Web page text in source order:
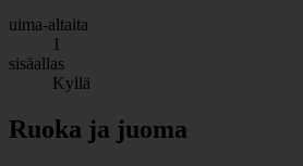
uima-altaita
1
sisäallas
Kyllä
Ruoka ja juoma